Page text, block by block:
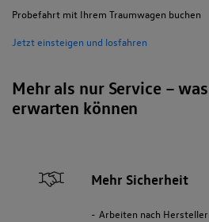
Probefahrt mit Ihrem Traumwagen buchen
Jetzt einsteigen und losfahren
Mehr als nur Service –
erwarten können
Mehr Sicherheit
Arbeiten nach